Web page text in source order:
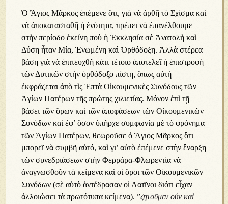
Ὁ Ἃγιος Μᾶρκος ἐπέμενε ὃτι, γιὰ νὰ ἀρθῆ τὸ Σχίσμα καὶ
νὰ ἀποκατασταθῆ ἡ ἑνότητα, πρέπει νὰ ἐπανέλθουμε
στὴν περίοδο ἐκείνη ποὺ ἡ Ἐκκλησία σὲ Ἀνατολὴ καὶ
Δύση ἦταν Μία, Ἑνωμένη καὶ Ὀρθόδοξη. Ἀλλὰ στέρεα
βάση γιὰ νὰ ἐπιτευχθῆ κάτι τέτοιο ἀποτελεῖ ἡ ἐπιστροφὴ
τῶν Δυτικῶν στὴν ὀρθόδοξο πίστη, ὃπως αὐτὴ
ἐκφράζεται ἀπὸ τὶς Ἐπτὰ Οἰκουμενικὲς Συνόδους τῶν
Ἁγίων Πατέρων τῆς πρώτης χιλιετίας. Μόνον ἐπὶ τῇ
βάσει τῶν ὃρων καὶ τῶν ἀποφάσεων τῶν Οἰκουμενικῶν
Συνόδων καὶ ἐφ’ ὃσον ὑπῆρχε συμφωνία μὲ τὸ φρόνημα
τῶν Ἁγίων Πατέρων, θεωροῦσε ὁ Ἃγιος Μᾶρκος ὃτι
μπορεῖ νὰ συμβῆ αὐτό, καὶ γι’ αὐτὸ ἐπέμενε στὴν ἒναρξη
τῶν συνεδριάσεων στὴν Φερράρα-Φλωρεντία νὰ
ἀναγνωσθοῦν τὰ κείμενα καὶ οἱ ὃροι τῶν Οἰκουμενικῶν
Συνόδων (σὲ αὐτὸ ἀντέδρασαν οἱ Λατῖνοι διότι εἶχαν
ἀλλοιώσει τὰ πρωτότυπα κείμενα). ”ζητοῦμεν οὐν καὶ